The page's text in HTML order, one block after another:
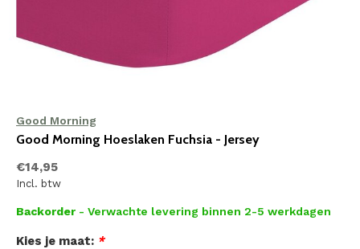
Good Morning
Good Morning Hoeslaken Fuchsia - Jersey
€14,95
Incl. btw
Backorder - Verwachte levering binnen 2-5 werkdagen
Kies je maat: *